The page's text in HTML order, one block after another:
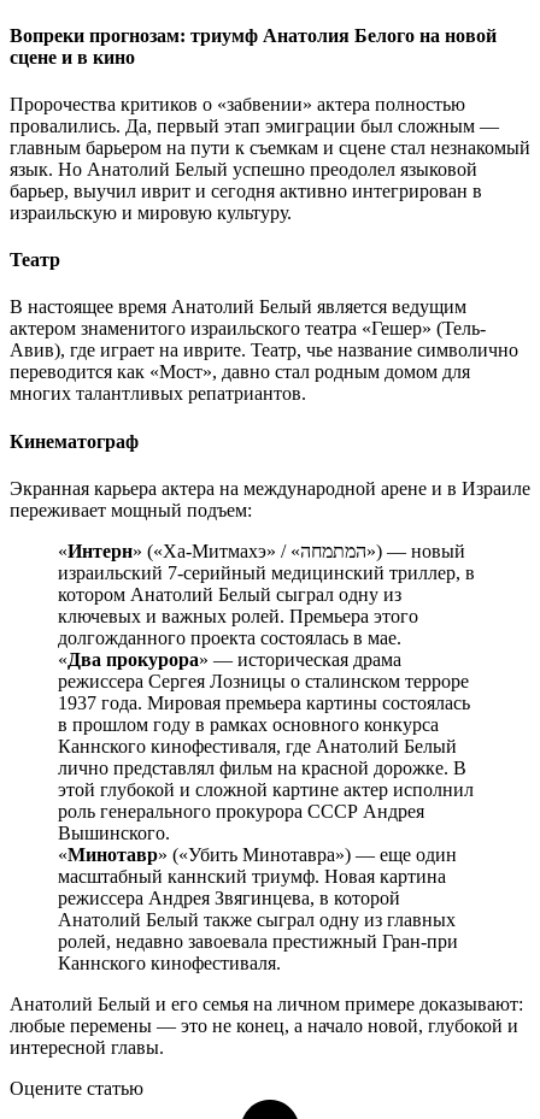
Вопреки прогнозам: триумф Анатолия Белого на новой
сцене и в кино
Пророчества критиков о «забвении» актера полностью
провалились. Да, первый этап эмиграции был сложным —
главным барьером на пути к съемкам и сцене стал незнакомый
язык. Но Анатолий Белый успешно преодолел языковой
барьер, выучил иврит и сегодня активно интегрирован в
израильскую и мировую культуру.
Театр
В настоящее время Анатолий Белый является ведущим
актером знаменитого израильского театра «Гешер» (Тель-
Авив), где играет на иврите. Театр, чье название символично
переводится как «Мост», давно стал родным домом для
многих талантливых репатриантов.
Кинематограф
Экранная карьера актера на международной арене и в Израиле
переживает мощный подъем:
«Интерн» («Ха-Митмахэ» / «המתמחה») — новый
израильский 7-серийный медицинский триллер, в
котором Анатолий Белый сыграл одну из
ключевых и важных ролей. Премьера этого
долгожданного проекта состоялась в мае.
«Два прокурора» — историческая драма
режиссера Сергея Лозницы о сталинском терроре
1937 года. Мировая премьера картины состоялась
в прошлом году в рамках основного конкурса
Каннского кинофестиваля, где Анатолий Белый
лично представлял фильм на красной дорожке. В
этой глубокой и сложной картине актер исполнил
роль генерального прокурора СССР Андрея
Вышинского.
«Минотавр» («Убить Минотавра») — еще один
масштабный каннский триумф. Новая картина
режиссера Андрея Звягинцева, в которой
Анатолий Белый также сыграл одну из главных
ролей, недавно завоевала престижный Гран-при
Каннского кинофестиваля.
Анатолий Белый и его семья на личном примере доказывают:
любые перемены — это не конец, а начало новой, глубокой и
интересной главы.
Оцените статью